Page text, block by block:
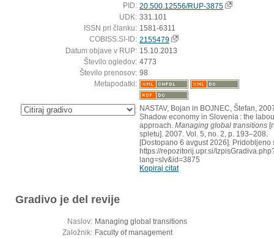
PID: 20.500.12556/RUP-3875
UDK: 331.101
ISSN pri članku: 1581-6311
COBISS.SI-ID: 2155479
Datum objave v RUP: 15.10.2013
Število ogledov: 4773
Število prenosov: 98
Metapodatki:
: NASTAV, Bojan in BOJNEC, Štefan,
Shadow economy in Slovenia : the
approach. Managing global transitions
spletu]. 2007. Vol. 5, no. 2, p. 193–208.
[Dostopano 6 avgust 2026]. Pridobljeno
https://repozitorij.upr.si/
lang=slv&id=3875
Kopiraj citat
Gradivo je del revije
Naslov: Managing global transitions
Založnik: Faculty of management